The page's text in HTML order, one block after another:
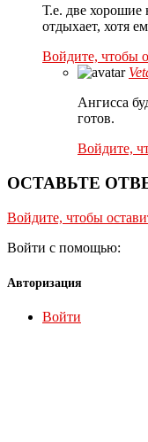
Т.е. две хорошие
отдыхает, хотя
Войдите, чтобы
Ангисса
готов.
Войдите,
ОСТАВЬТЕ
Войдите, чтобы
Войти с помощью:
Авторизация
Войти